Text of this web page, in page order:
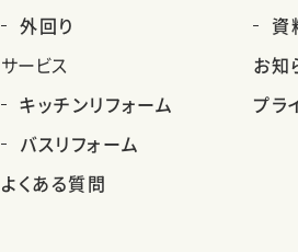
外回り
サービス
キッチンリフォーム
バスリフォーム
よくある質問
資
お知
プラ